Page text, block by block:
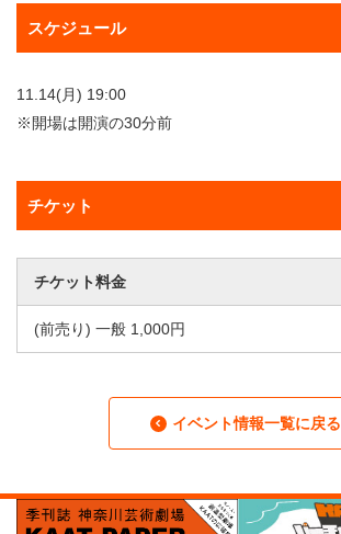
スケジュール
11.14(月) 19:00
※開場は開演の30分前
チケット
チケット料金
(前売り) 一般 1,000円
イベント情報一覧に戻る